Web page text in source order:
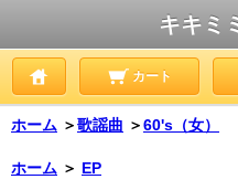
キキミ
カート
ホーム ＞歌謡曲 ＞60's（女）
ホーム ＞ EP